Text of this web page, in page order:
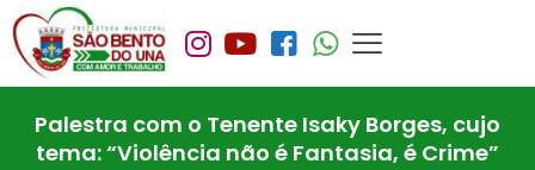
Palestra com o Tenente Isaky Borges, cujo
tema: “Violência não é Fantasia, é Crime”